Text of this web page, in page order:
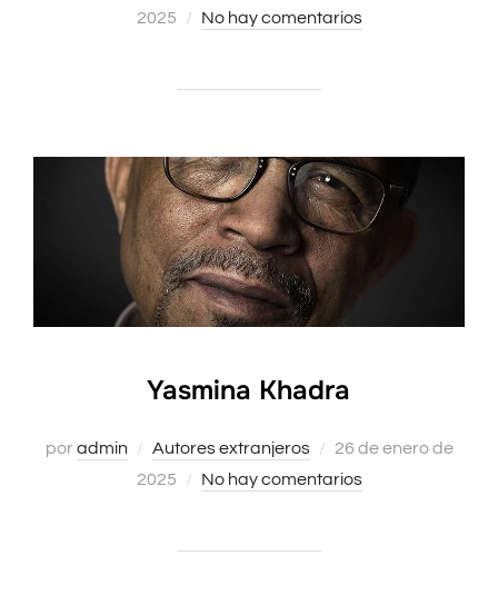
el
2025
No hay comentarios
Yasmina Khadra
poradmin Autores extranjeros
Publicado
el
26 de enero de
2025
No hay comentarios